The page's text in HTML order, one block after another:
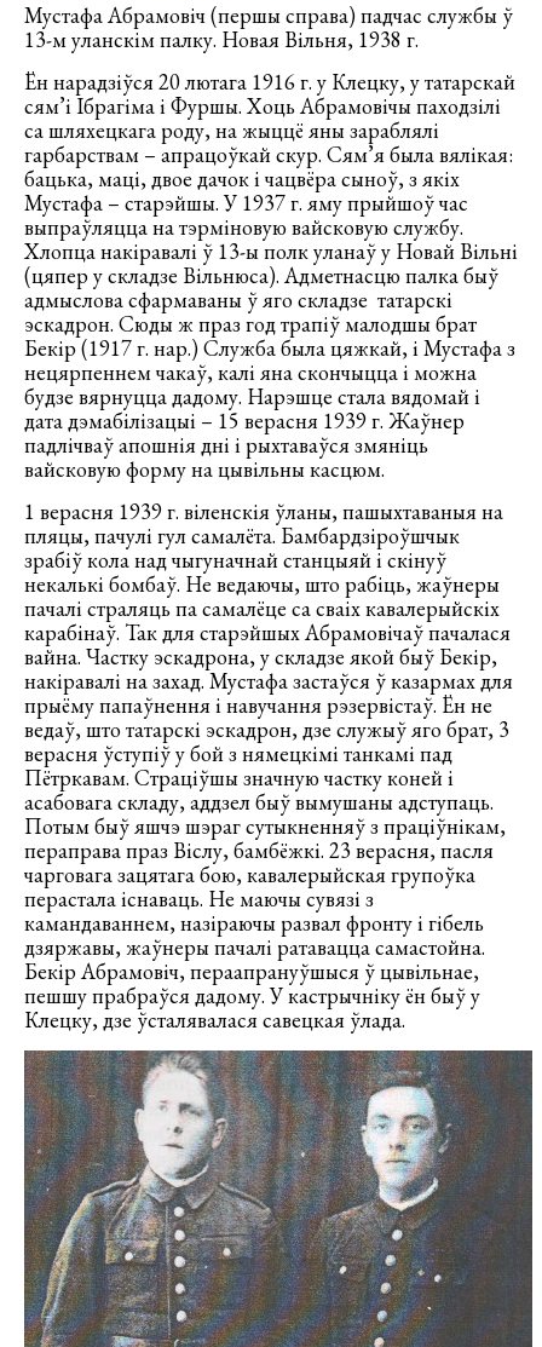
Мустафа Абрамовіч (першы справа) падчас службы ў
13-м уланскім палку. Новая Вільня, 1938 г.
Ён нарадзіўся 20 лютага 1916 г. у Клецку, у татарскай
сям’і Ібрагіма і Фуршы. Хоць Абрамовічы паходзілі
са шляхецкага роду, на жыццё яны зараблялі
гарбарствам – апрацоўкай скур. Сям’я была вялікая:
бацька, маці, двое дачок і чацвёра сыноў, з якіх
Мустафа – старэйшы. У 1937 г. яму прыйшоў час
выпраўляцца на тэрміновую вайсковую службу.
Хлопца накіравалі ў 13-ы полк уланаў у Новай Вільні
(цяпер у складзе Вільнюса). Адметнасцю палка быў
адмыслова сфармаваны ў яго складзе татарскі
эскадрон. Сюды ж праз год трапіў малодшы брат
Бекір (1917 г. нар.) Служба была цяжкай, і Мустафа з
нецярпеннем чакаў, калі яна скончыцца і можна
будзе вярнуцца дадому. Нарэшце стала вядомай і
дата дэмабілізацыі – 15 верасня 1939 г. Жаўнер
падлічваў апошнія дні і рыхтаваўся змяніць
вайсковую форму на цывільны касцюм.
1 верасня 1939 г. віленскія ўланы, пашыхтаваныя на
пляцы, пачулі гул самалёта. Бамбардзіроўшчык
зрабіў кола над чыгуначнай станцыяй і скінуў
некалькі бомбаў. Не ведаючы, што рабіць, жаўнеры
пачалі страляць па самалёце са сваіх кавалерыйскіх
карабінаў. Так для старэйшых Абрамовічаў пачалася
вайна. Частку эскадрона, у складзе якой быў Бекір,
накіравалі на захад. Мустафа застаўся ў казармах для
прыёму папаўнення і навучання рэзервістаў. Ён не
ведаў, што татарскі эскадрон, дзе служыў яго брат, 3
верасня ўступіў у бой з нямецкімі танкамі пад
Пётркавам. Страціўшы значную частку коней і
асабовага складу, аддзел быў вымушаны адступаць.
Потым быў яшчэ шэраг сутыкненняў з праціўнікам,
пераправа праз Віслу, бамбёжкі. 23 верасня, пасля
чарговага зацятага бою, кавалерыйская групоўка
перастала існаваць. Не маючы сувязі з
камандаваннем, назіраючы развал фронту і гібель
дзяржавы, жаўнеры пачалі ратавацца самастойна.
Бекір Абрамовіч, пераапрануўшыся ў цывільнае,
пешшу прабраўся дадому. У кастрычніку ён быў у
Клецку, дзе ўсталявалася савецкая ўлада.